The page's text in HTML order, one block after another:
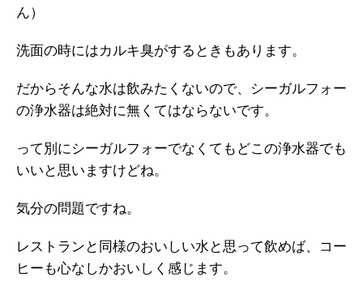
ん）
洗面の時にはカルキ臭がするときもあります。
だからそんな水は飲みたくないので、シーガルフォー
の浄水器は絶対に無くてはならないです。
って別にシーガルフォーでなくてもどこの浄水器でも
いいと思いますけどね。
気分の問題ですね。
レストランと同様のおいしい水と思って飲めば、コー
ヒーも心なしかおいしく感じます。